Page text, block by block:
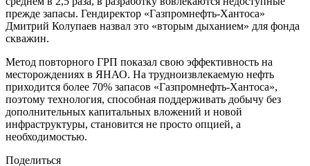
прежде запасы. Гендиректор «Газпромнефть-Хантоса»
Дмитрий Колупаев назвал это «вторым дыханием» для фонда
скважин.
Метод повторного ГРП показал свою эффективность на
месторождениях в ЯНАО. На трудноизвлекаемую нефть
приходится более 70% запасов «Газпромнефть-Хантоса»,
поэтому технология, способная поддерживать добычу без
дополнительных капитальных вложений и новой
инфраструктуры, становится не просто опцией, а
необходимостью.
Поделиться